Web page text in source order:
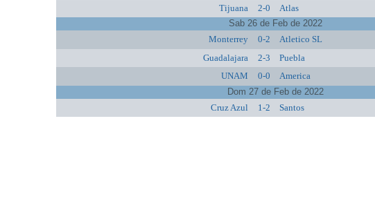
Tijuana
2-0 Atlas
Sab 26 de Feb de 2022
Monterrey
0-2 Atletico SL
Guadalajara
2-3 Puebla
UNAM
0-0 America
Dom 27 de Feb de 2022
Cruz Azul
1-2 Santos